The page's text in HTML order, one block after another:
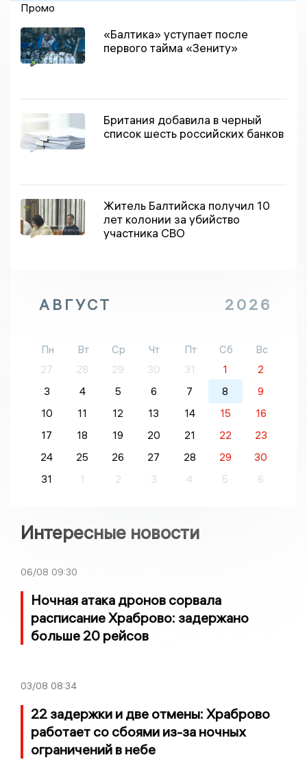
Промо
«Балтика» уступает после
первого тайма «Зениту»
Британия добавила в черный
список шесть российских банков
Житель Балтийска получил 10
лет колонии за убийство
участника СВО
АВГУСТ 2026
Пн Вт Ср Чт Пт Сб
Вс
27
28 29 30 31 1
2
3
4 5 6 7 8
9
10
11 12 13 14 15
16
17
18 19 20 21 22
23
24
25 26 27 28 29
30
31
1 2 3 4 5 6
Интересные новости
06/08 09:30
Ночная атака дронов сорвала
расписание Храброво: задержано
больше 20 рейсов
03/08 08:34
22 задержки и две отмены: Храброво
работает со сбоями из-за ночных
ограничений в небе